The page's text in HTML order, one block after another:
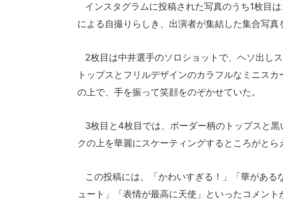
インスタグラムに投稿された写真のうち1枚目
による自撮りらしき、出演者が集結した集合写真
2枚目は中井選手のソロショットで、ヘソ出し
トップスとフリルデザインのカラフルなミニス
の上で、手を振って笑顔をのぞかせていた。
3枚目と4枚目では、ボーダー柄のトップスと
クの上を華麗にスケーティングするところがとら
この投稿には、「かわいすぎる！」「華がある
ュート」「表情が最高に天使」といったコメント